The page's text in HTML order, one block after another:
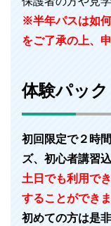
※半年パスは如
をご了承の上、
体験パック
初回限定で２時
ズ、初心者講習
土日でも利用で
することができま
初めての方は是